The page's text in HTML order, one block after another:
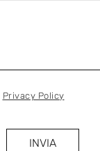
Privacy Policy
INVIA